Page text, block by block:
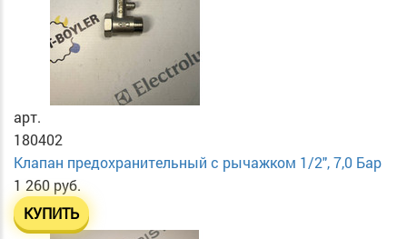
арт.
180402
Клапан предохранительный с рычажком 1/2", 7,0 Бар
1 260 руб.
КУПИТЬ